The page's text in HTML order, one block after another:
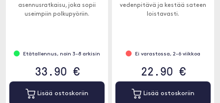
asennusratkaisu, joka sopii
useimpiin polkupyöriin.
Etätallennus, noin 3-8 arkisin
33.90 €
Lisää ostoskoriin
vedenpitävä ja kestää sateen
loistavasti.
Ei varastossa, 2-6 viikkoa
22.90 €
Lisää ostoskoriin